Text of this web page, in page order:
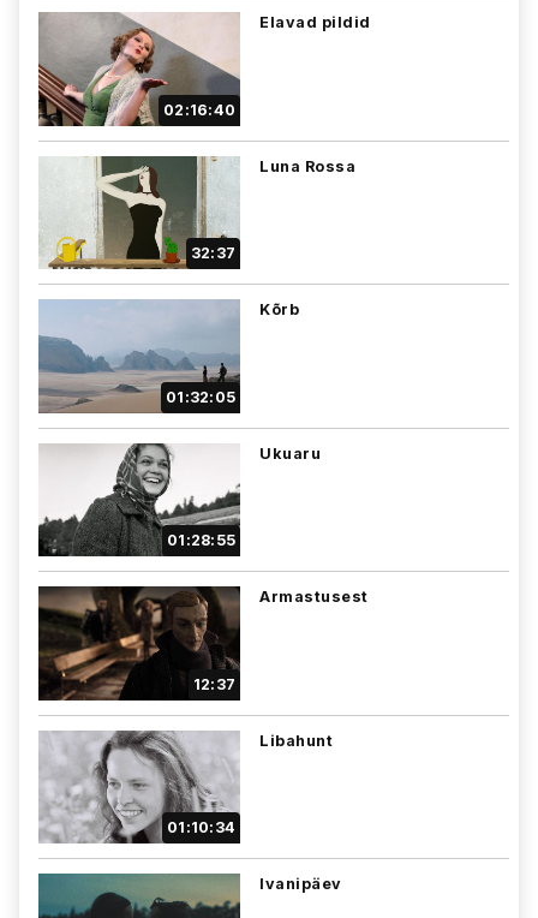
02:16:40
Elavad pildid
32:37
Luna Rossa
01:32:05
Kõrb
01:28:55
Ukuaru
12:37
Armastusest
01:10:34
Libahunt
Ivanipäev